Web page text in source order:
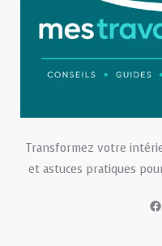
Transformez votre
et astuces pratiques